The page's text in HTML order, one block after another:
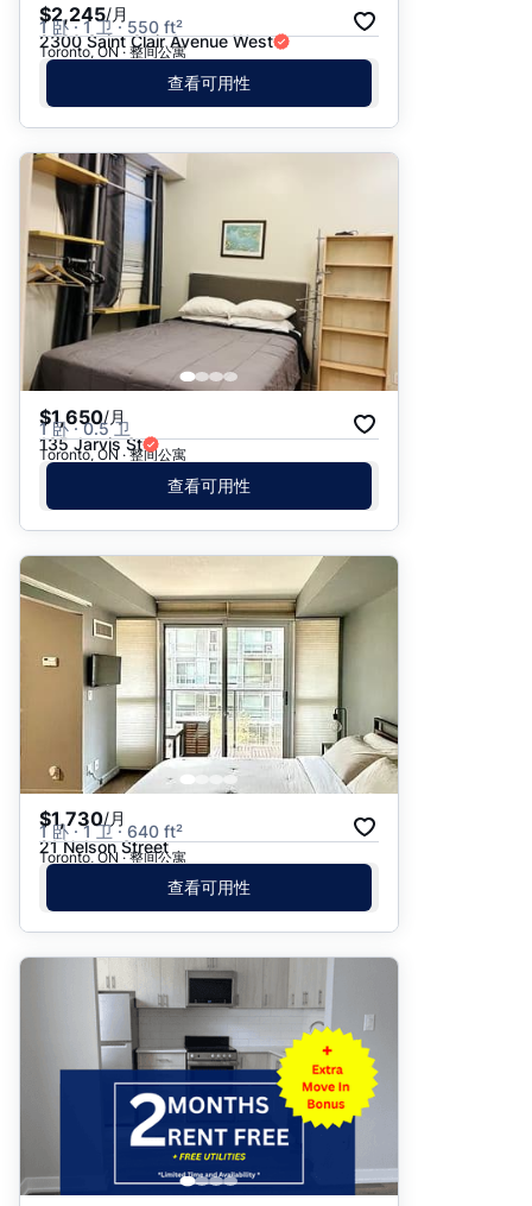
$2,245/月
1 卧 · 1 卫 · 550 ft²
2300 Saint Clair Avenue West
Toronto, ON · 整间公寓
查看可用性
$1,650/月
1 卧 · 0.5 卫
135 Jarvis St
Toronto, ON · 整间公寓
查看可用性
$1,730/月
1 卧 · 1 卫 · 640 ft²
21 Nelson Street
Toronto, ON · 整间公寓
查看可用性